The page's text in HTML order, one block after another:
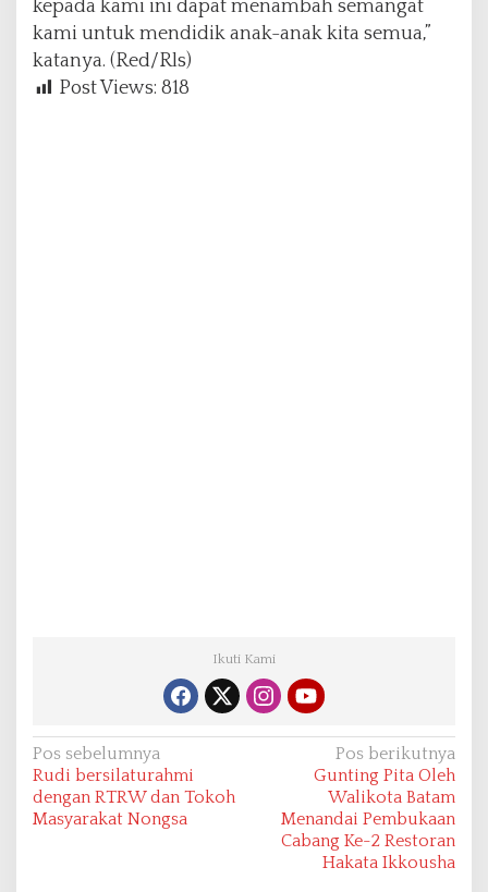
kepada kami ini dapat menambah semangat
kami untuk mendidik anak-anak kita semua,”
katanya. (Red/Rls)
Post Views: 818
Ikuti Kami
N
a
v
Pos sebelumnya
Rudi bersilaturahmi
dengan RTRW dan Tokoh
Masyarakat Nongsa
Pos berikutnya
Gunting Pita Oleh
Walikota Batam
Menandai Pembukaan
Cabang Ke-2 Restoran
Hakata Ikkousha